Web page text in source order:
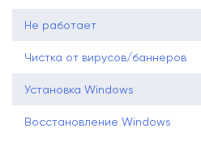
Не работает
Чистка от вирусов/баннеров
Установка Windows
Восстановление Windows